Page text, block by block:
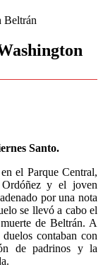
Beltrán
Santo.
el Parque Central,
y el joven
por una nota
se llevó a cabo el
de Beltrán. A
contaban con
de padrinos y la